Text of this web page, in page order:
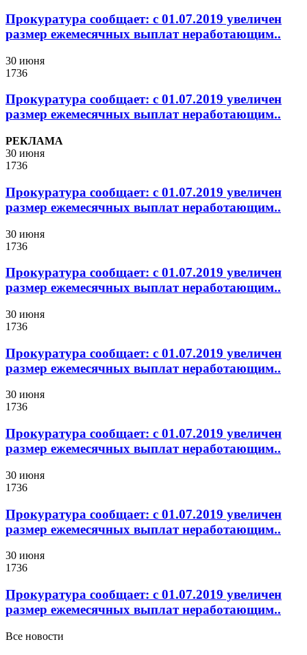
Прокуратура сообщает: с 01.07.2019 увеличен
размер ежемесячных выплат неработающим..
30 июня
1736
Прокуратура сообщает: с 01.07.2019 увеличен
размер ежемесячных выплат неработающим..
РЕКЛАМА
30 июня
1736
Прокуратура сообщает: с 01.07.2019 увеличен
размер ежемесячных выплат неработающим..
30 июня
1736
Прокуратура сообщает: с 01.07.2019 увеличен
размер ежемесячных выплат неработающим..
30 июня
1736
Прокуратура сообщает: с 01.07.2019 увеличен
размер ежемесячных выплат неработающим..
30 июня
1736
Прокуратура сообщает: с 01.07.2019 увеличен
размер ежемесячных выплат неработающим..
30 июня
1736
Прокуратура сообщает: с 01.07.2019 увеличен
размер ежемесячных выплат неработающим..
30 июня
1736
Прокуратура сообщает: с 01.07.2019 увеличен
размер ежемесячных выплат неработающим..
Все новости